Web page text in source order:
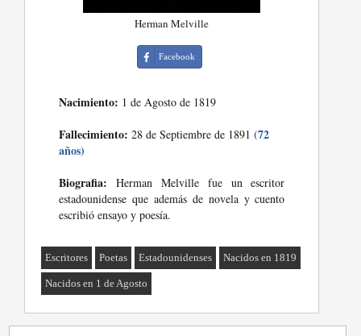
Herman Melville
Facebook
Nacimiento: 1 de Agosto de 1819
Fallecimiento: 28 de Septiembre de 1891(72
años)
Biografia: Herman Melville fue un escritor
estadounidense que además de novela y cuento
escribió ensayo y poesía.
Escritores Poetas Estadounidenses Nacidos en 1819
Nacidos en 1 de Agosto